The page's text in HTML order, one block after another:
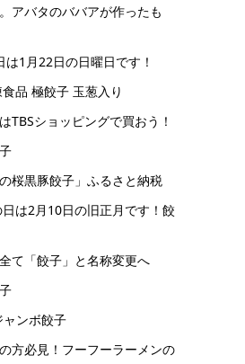
アバタのババアが作ったも
1月22日の日曜日です！
品 極餃子 玉葱入り
TBSショッピングで買おう！
桜黒豚餃子」ふるさと納税
は2月10日の旧正月です！餃
て「餃子」と名称変更へ
ンボ餃子
方必見！フーフーラーメンの